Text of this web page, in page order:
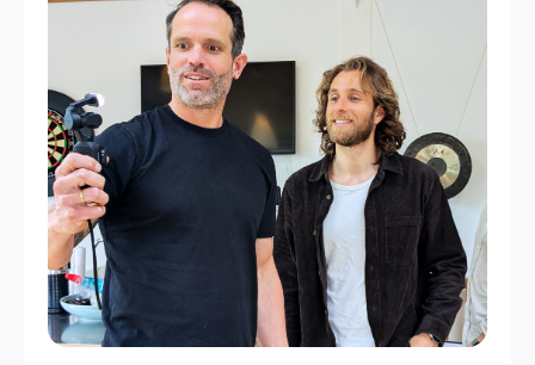
videosystemen vereisen complexe technische
infrastructuur zoals servers, speciale software-
installaties en netwerkconfiguratiesdie alleen IT-
specialisten kunnen beheren. Organisaties hebben
historisch gezien IT-afdelingen nodig voor het
opzetten van videostudio’s, het installeren van
bewerkingssoftware en het waarborgen van
compatibiliteit tussen verschillende systemen.
Deze afhankelijkheid creëert verschillende
barrières voor communicatieteams.